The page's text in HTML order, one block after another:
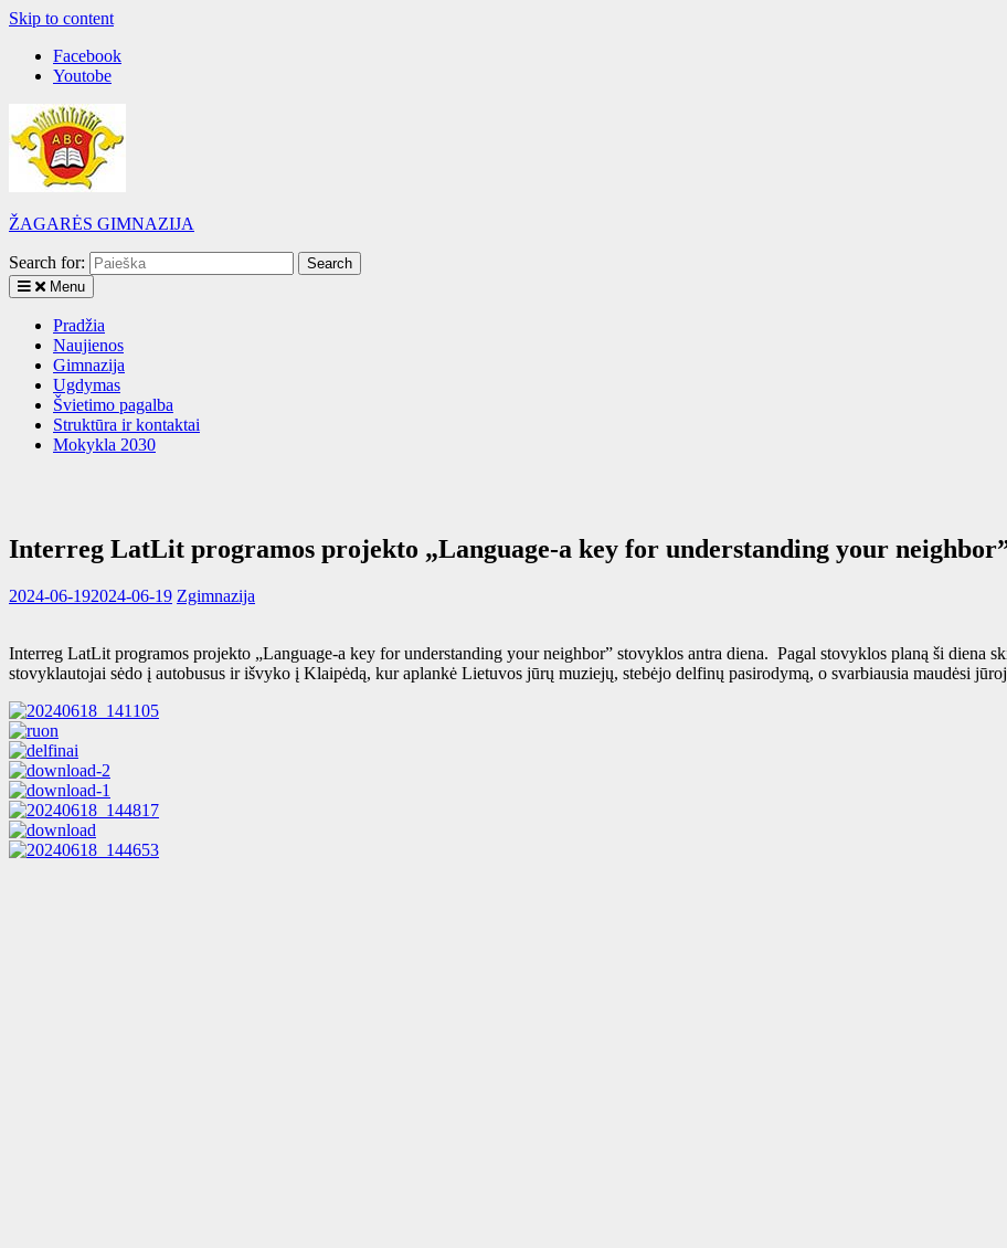
Skip to content
Facebook
Youtobe
ŽAGARĖS GIMNAZIJA
Search for:
Menu
Pradžia
Naujienos
Gimnazija
Ugdymas
Švietimo pagalba
Struktūra ir kontaktai
Mokykla 2030
Interreg LatLit programos projekto „Language-a key for understanding your
2024-06-192024-06-19 Zgimnazija
Interreg LatLit programos projekto „Language-a key for understanding your neighbor” stovyklos antra diena. Pagal stovyklos planą ši diena
stovyklautojai sėdo į autobusus ir išvyko į Klaipėdą, kur aplankė Lietuvos jūrų muziejų, stebėjo delfinų pasirodymą, o svarbiausia maudėsi